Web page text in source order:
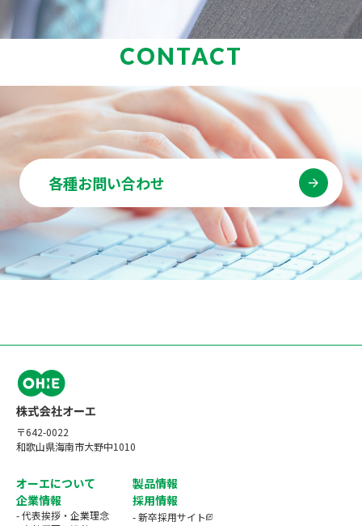
CONTACT
各種お問い合わせ
〒642-0022
和歌山県海南市大野中1010
オーエについて
製品情報
企業情報
- 代表挨拶・企業理念
採用情報
- 新卒採用サイト